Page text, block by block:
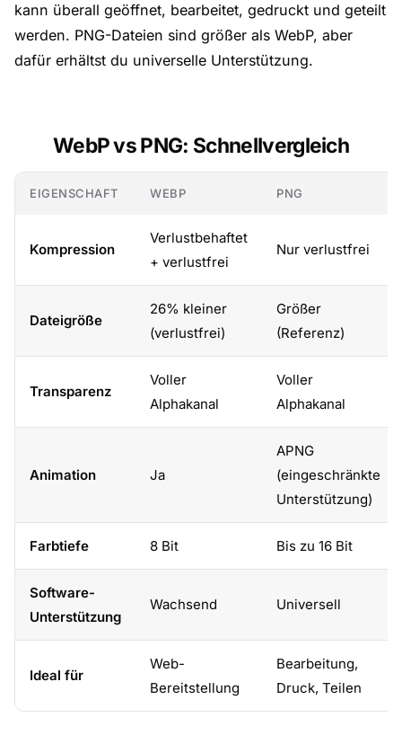
kann überall geöffnet, bearbeitet, gedruckt und geteilt
werden. PNG-Dateien sind größer als WebP, aber
dafür erhältst du universelle Unterstützung.
WebP vs PNG: Schnellvergleich
EIGENSCHAFT WEBP PNG
Kompression
Verlustbehaftet
+ verlustfrei
Nur verlustfrei
Dateigröße
26% kleiner
(verlustfrei)
Größer
(Referenz)
Transparenz
Voller
Alphakanal
Voller
Alphakanal
Animation Ja
APNG
(eingeschränkte
Unterstützung)
Farbtiefe 8 Bit Bis zu 16 Bit
Software-
Unterstützung
Wachsend Universell
Ideal für
Web-
Bereitstellung
Bearbeitung,
Druck, Teilen